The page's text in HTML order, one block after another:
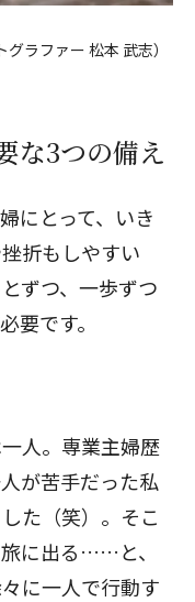
ラファー 松本 武志）
な3つの備え
にとって、いき
折もしやすい
ずつ、一歩ずつ
要です。
人。専業主婦歴
が苦手だった私
た（笑）。そこ
に出る……と、
に一人で行動す